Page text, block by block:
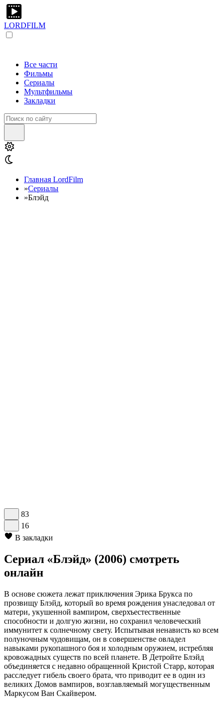
LORDFILM
Все части
Фильмы
Сериалы
Мультфильмы
Закладки
Главная LordFilm
»Сериалы
»Блэйд
83
16
В закладки
Сериал «Блэйд» (2006) смотреть
онлайн
В основе сюжета лежат приключения Эрика Брукса по
прозвищу Блэйд, который во время рождения унаследовал от
матери, укушенной вампиром, сверхъестественные
способности и долгую жизни, но сохранил человеческий
иммунитет к солнечному свету. Испытывая ненависть ко всем
полуночным чудовищам, он в совершенстве овладел
навыками рукопашного боя и холодным оружием, истребляя
кровожадных существ по всей планете. В Детройте Блэйд
объединяется с недавно обращенной Кристой Старр, которая
расследует гибель своего брата, что приводит ее в один из
великих Домов вампиров, возглавляемый могущественным
Маркусом Ван Скайвером.